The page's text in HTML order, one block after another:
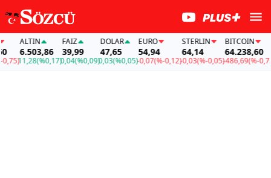
ALTIN
6.503,86
11,28(%0,17)
FAİZ
39,99
0,04(%0,09)
DOLAR
47,65
0,03(%0,05)
EURO
54,94
-0,07(%-0,12)
STERLIN
64,14
-0,03(%-0,05)
BITCOIN
64.238,60
-486,69(%-0,75)